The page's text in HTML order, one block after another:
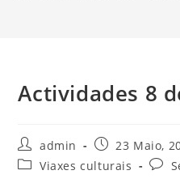
Actividades 8
Autor
da
entrada:
admin
Publicación
da
entrada:
23 Maio,
Categoría
Viaxes culturais